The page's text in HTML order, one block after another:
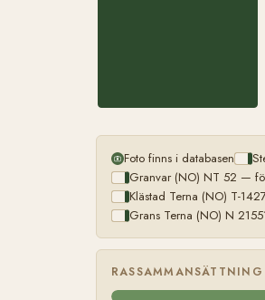
Foto finns i databasen
Granvar (NO) NT 52 —
Klästad Terna (NO) T-
Grans Terna (NO) N
RASSAMMANSÄTTNING